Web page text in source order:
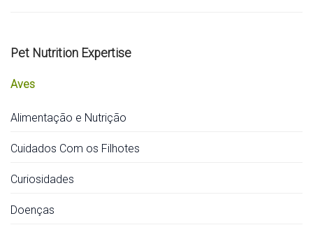
Pet Nutrition Expertise
Aves
Alimentação e Nutrição
Cuidados Com os Filhotes
Curiosidades
Doenças